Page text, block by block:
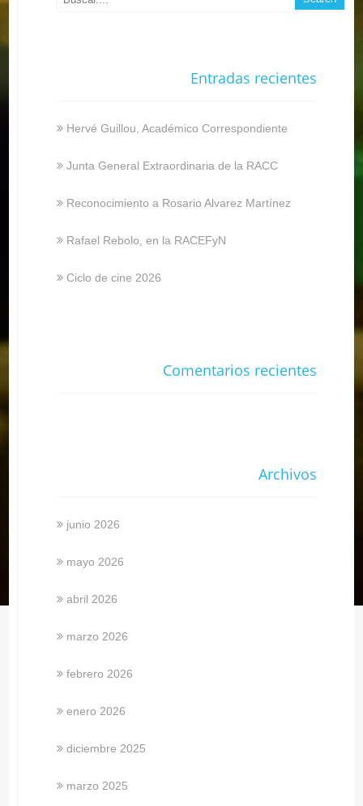
Entradas recientes
Hervé Guillou, Académico Correspondiente
Junta General Extraordinaria de la RACC
Reconocimiento a Rosario Alvarez Martínez
Rafael Rebolo, en la RACEFyN
Ciclo de cine 2026
Comentarios recientes
Archivos
junio 2026
mayo 2026
abril 2026
marzo 2026
febrero 2026
enero 2026
diciembre 2025
marzo 2025